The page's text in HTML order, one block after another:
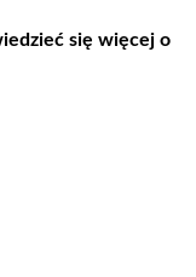
się więcej o